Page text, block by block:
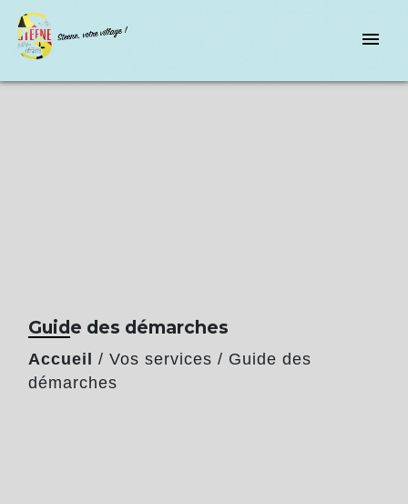
menu
Guide des démarches
Accueil / Vos services / Guide des
démarches